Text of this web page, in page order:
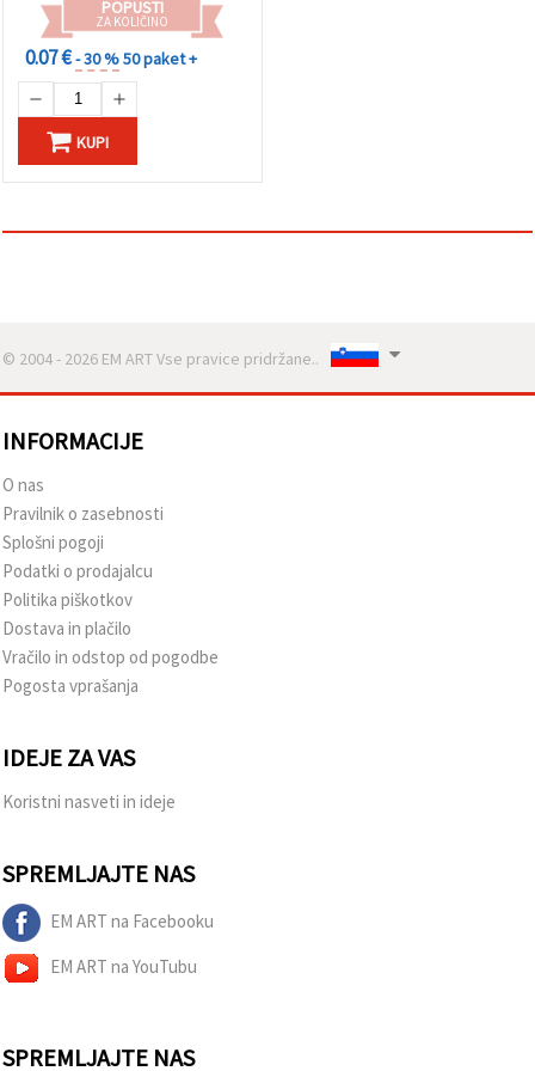
Sprejmi
vse
Nastavitve
POPUSTI
ZA KOLIČINO
0.07 €- 30 %50 paket +
KUPI
© 2004 - 2026 EM ART Vse pravice pridržane..
INFORMACIJE
O nas
Pravilnik o zasebnosti
Splošni pogoji
Podatki o prodajalcu
Politika piškotkov
Dostava in plačilo
Vračilo in odstop od pogodbe
Pogosta vprašanja
IDEJE ZA VAS
Koristni nasveti in ideje
SPREMLJAJTE NAS
EM ART na Facebooku
EM ART na YouTubu
SPREMLJAJTE NAS